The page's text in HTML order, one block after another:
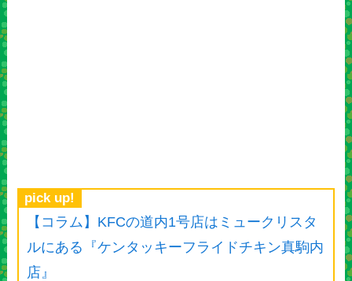
pick up!
【コラム】KFCの道内1号店はミュークリスタ
ルにある『ケンタッキーフライドチキン真駒内
店』